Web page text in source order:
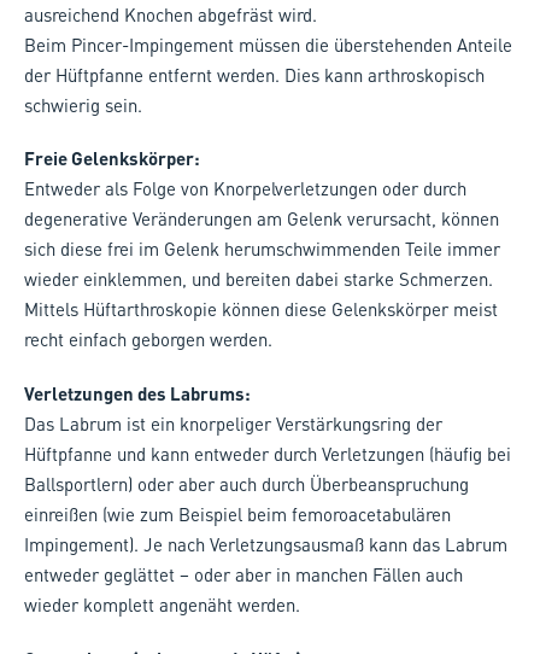
ausreichend Knochen abgefräst wird.
Beim Pincer-Impingement müssen die überstehenden Anteile
der Hüftpfanne entfernt werden. Dies kann arthroskopisch
schwierig sein.
Freie Gelenkskörper:
Entweder als Folge von Knorpelverletzungen oder durch
degenerative Veränderungen am Gelenk verursacht, können
sich diese frei im Gelenk herumschwimmenden Teile immer
wieder einklemmen, und bereiten dabei starke Schmerzen.
Mittels Hüftarthroskopie können diese Gelenkskörper meist
recht einfach geborgen werden.
Verletzungen des Labrums:
Das Labrum ist ein knorpeliger Verstärkungsring der
Hüftpfanne und kann entweder durch Verletzungen (häufig bei
Ballsportlern) oder aber auch durch Überbeanspruchung
einreißen (wie zum Beispiel beim femoroacetabulären
Impingement). Je nach Verletzungsausmaß kann das Labrum
entweder geglättet – oder aber in manchen Fällen auch
wieder komplett angenäht werden.